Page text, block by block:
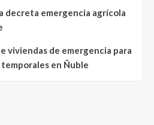
decreta emergencia agrícola
viviendas de emergencia para
en Ñuble